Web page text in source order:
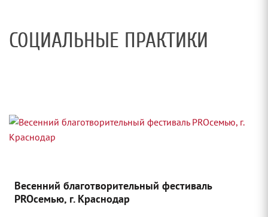
СОЦИАЛЬНЫЕ ПРАКТИКИ
Весенний благотворительный фестиваль
PROсемью, г. Краснодар